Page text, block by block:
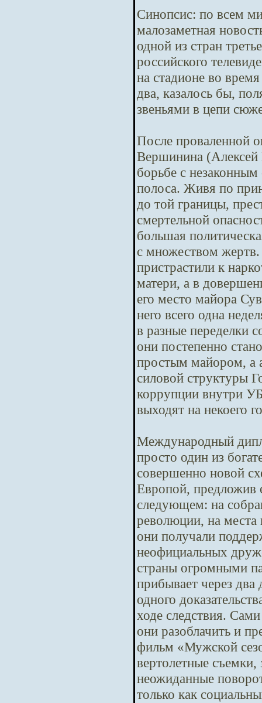
Синопсис: по всем
малозаметная
одной из стран
российского
на стадионе во
два, казалось бы,
звеньями в цепи
После проваленной
Вершинина (Алексей
борьбе с
полоса. Живя по
до той границы,
смертельной
большая
с множеством
пристрастили к
матери, а в
его место майора
него всего одна
в разные переделки
они постепенно
простым майором, а
силовой структуры
коррупции внутри
выходят на некоего
Международный
просто один из
совершенно новой
Европой, предложив
следующем: на
революции, на места
они получали
неофициальных
страны огромными
прибывает через
одного
ходе следствия.
они разоблачить и
фильм «Мужской
вертолетные
неожиданные
только как